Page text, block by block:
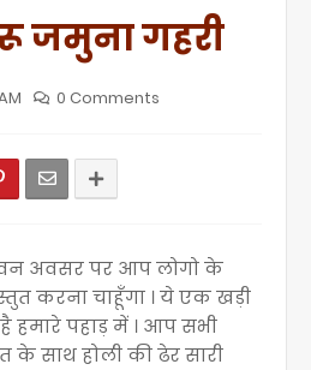
गहरी
0 Comments
अवसर पर आप लोगो के
करना चाहूँगा । ये एक खड़ी
हमारे पहाड़ में । आप सभी
के साथ होली की ढेर सारी